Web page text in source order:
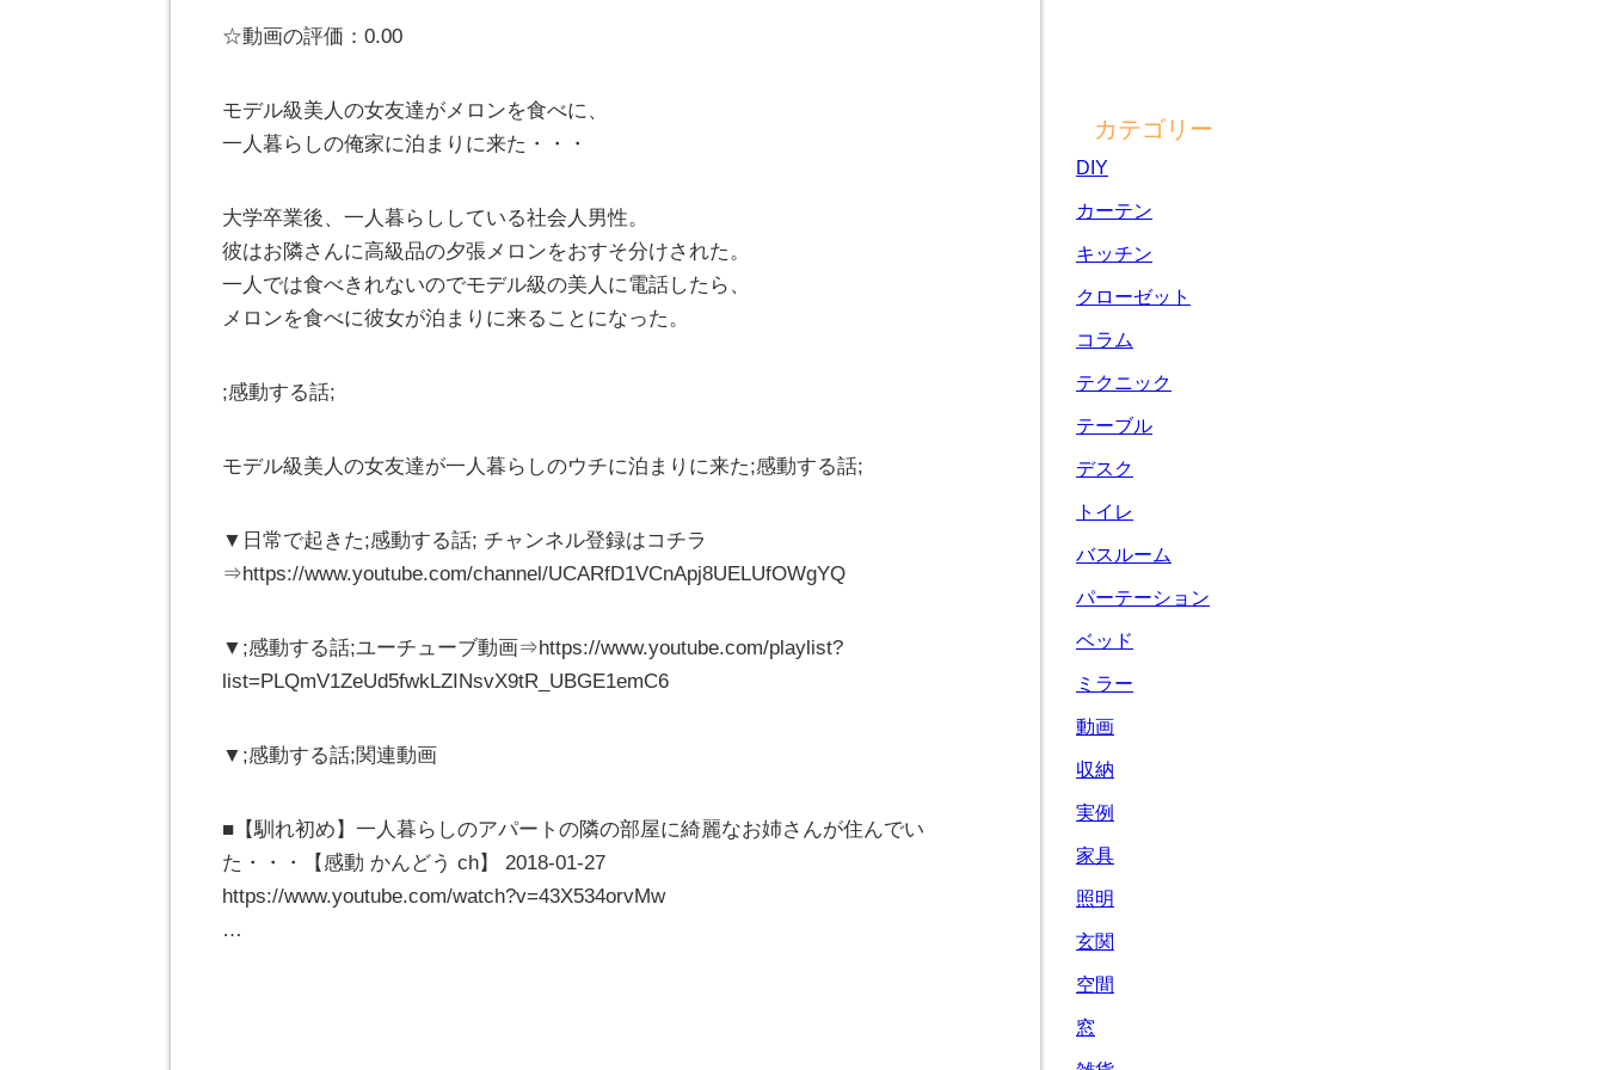
☆動画の評価：0.00
モデル級美人の女友達がメロンを食べに、
一人暮らしの俺家に泊まりに来た・・・
大学卒業後、一人暮らししている社会人男性。
彼はお隣さんに高級品の夕張メロンをおすそ分けされた。
一人では食べきれないのでモデル級の美人に電話したら、
メロンを食べに彼女が泊まりに来ることになった。
;感動する話;
モデル級美人の女友達が一人暮らしのウチに泊まりに来た;感動する話;
▼日常で起きた;感動する話; チャンネル登録はコチラ
⇒https://www.youtube.com/channel/UCARfD1VCnApj8UELUfOWgYQ
▼;感動する話;ユーチューブ動画⇒https://www.youtube.com/playlist?
list=PLQmV1ZeUd5fwkLZINsvX9tR_UBGE1emC6
▼;感動する話;関連動画
■【馴れ初め】一人暮らしのアパートの隣の部屋に綺麗なお姉さんが住んでい
た・・・【感動 かんどう ch】 2018-01-27
https://www.youtube.com/watch?v=43X534orvMw
…
カテゴリー
DIY
カーテン
キッチン
クローゼット
コラム
テクニック
テーブル
デスク
トイレ
バスルーム
パーテーション
ベッド
ミラー
動画
収納
実例
家具
照明
玄関
空間
窓